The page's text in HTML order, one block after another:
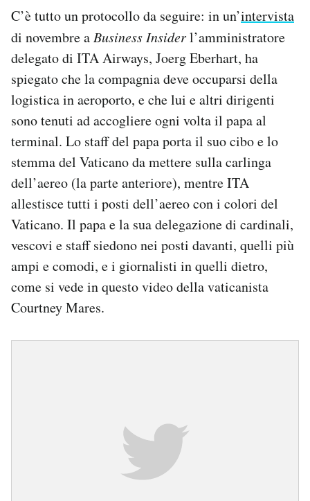
C’è tutto un protocollo da seguire: in un’intervista
di novembre a Business Insiderl’amministratore
delegato di ITA Airways, Joerg Eberhart, ha
spiegato che la compagnia deve occuparsi della
logistica in aeroporto, e che lui e altri dirigenti
sono tenuti ad accogliere ogni volta il papa al
terminal. Lo staff del papa porta il suo cibo e lo
stemma del Vaticano da mettere sulla carlinga
dell’aereo (la parte anteriore), mentre ITA
allestisce tutti i posti dell’aereo con i colori del
Vaticano. Il papa e la sua delegazione di cardinali,
vescovi e staff siedono nei posti davanti, quelli più
ampi e comodi, e i giornalisti in quelli dietro,
come si vede in questo video della vaticanista
Courtney Mares.